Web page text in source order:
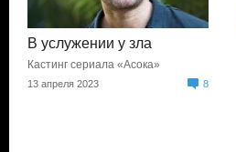
В услужении у зла
Кастинг сериала «Асока»
13 апреля 2023 8